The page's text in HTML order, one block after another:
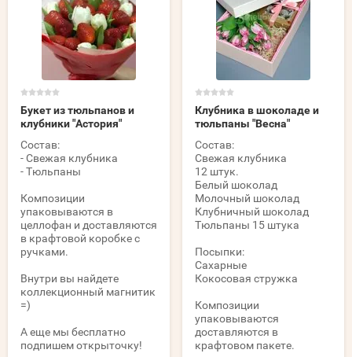
Букет из тюльпанов и
клубники "Астория"
Состав:
- Свежая клубника
- Тюльпаны
Композиции
упаковываются в
целлофан и доставляются
в крафтовой коробке с
ручками.
Внутри вы найдете
коллекционный магнитик
=)
А еще мы бесплатно
подпишем открыточку!
Клубника в шоколаде и
тюльпаны "Весна"
Состав:
Свежая клубника
12 штук.
Белый шоколад
Молочный шоколад
Клубничный шоколад
Тюльпаны 15 штука
Посыпки:
Сахарные
Кокосовая стружка
Композиции
упаковываются
доставляются в
крафтовом пакете.